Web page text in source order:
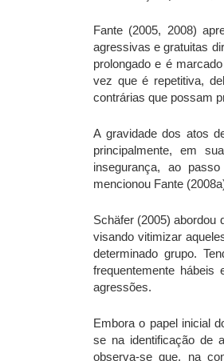
Fante (2005, 2008)
agressivas e gratuitas
prolongado e é
vez que é repetitiva,
contrárias que possam
A gravidade dos atos
principalmente, em
insegurança, ao
mencionou Fante
Schäfer (2005) abordou
visando vitimizar
determinado grupo.
frequentemente
agressões.
Embora o papel inicial
se na identificação de
observa-se que, na